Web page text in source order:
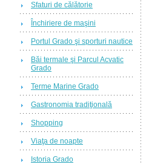
Sfaturi de călătorie
Închiriere de maşini
Portul Grado şi sporturi nautice
Băi termale şi Parcul Acvatic
Grado
Terme Marine Grado
Gastronomia tradiţională
Shopping
Viaţa de noapte
Istoria Grado